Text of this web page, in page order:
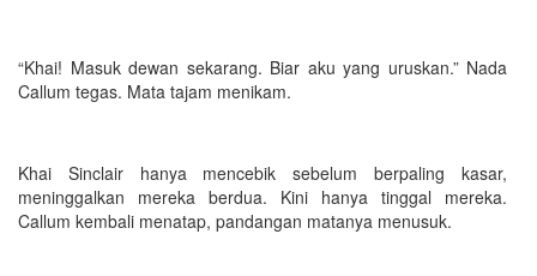
“Khai! Masuk dewan sekarang. Biar aku yang uruskan.” Nada
Callum tegas. Mata tajam menikam.
Khai Sinclair hanya mencebik sebelum berpaling kasar,
meninggalkan mereka berdua. Kini hanya tinggal mereka.
Callum kembali menatap, pandangan matanya menusuk.